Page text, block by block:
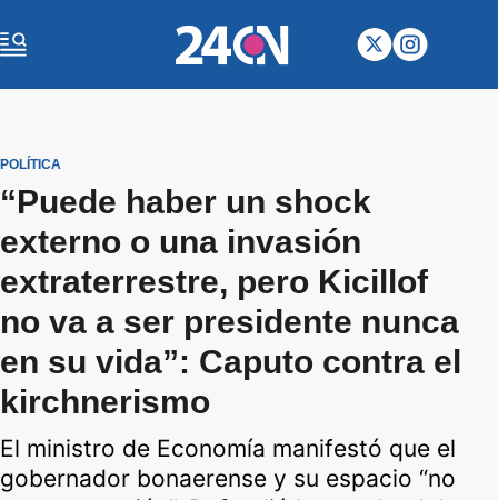
POLÍTICA
“Puede haber un shock
externo o una invasión
extraterrestre, pero Kicillof
no va a ser presidente nunca
en su vida”: Caputo contra el
kirchnerismo
El ministro de Economía manifestó que el
gobernador bonaerense y su espacio “no